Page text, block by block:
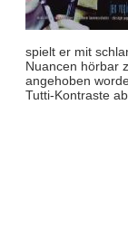
spielt er mit
Nuancen hörbar
angehoben
Tutti-Kontraste